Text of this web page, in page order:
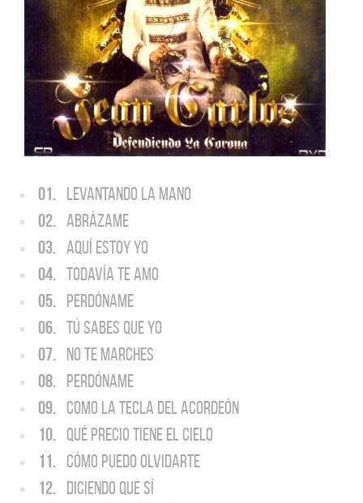
01. LEVANTANDO LA MANO
02. ABRÁZAME
03. AQUÍ ESTOY YO
04. TODAVÍA TE AMO
05. PERDÓNAME
06. TÚ SABES QUE YO
07. NO TE MARCHES
08. PERDÓNAME
09. COMO LA TECLA DEL ACORDEÓN
10. QUÉ PRECIO TIENE EL CIELO
11. CÓMO PUEDO OLVIDARTE
12. DICIENDO QUE SÍ